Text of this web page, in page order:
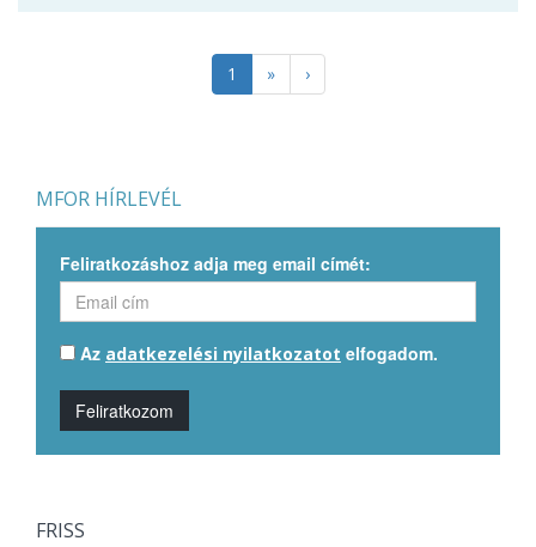
1 » ›
MFOR HÍRLEVÉL
Feliratkozáshoz adja meg email címét:
Az adatkezelési nyilatkozatot elfogadom.
Feliratkozom
FRISS